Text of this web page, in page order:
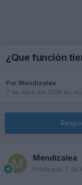
¿Que función
Por Mendizalea
7 de Abril del 2019 en
Mendizalea
Publicado 7 de